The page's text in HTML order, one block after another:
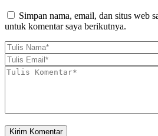
Simpan nama, email, dan situs web
untuk komentar saya berikutnya.